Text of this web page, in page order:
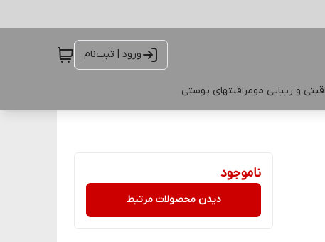
ورود | ثبت‌نام
و زیبایی مومراقبتهای پوستی
ناموجود
دیدن محصولات مرتبط